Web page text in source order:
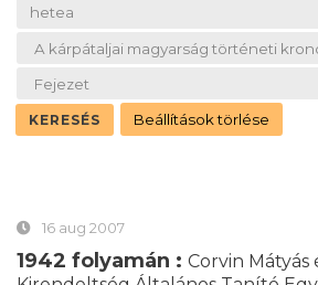
16 aug 2007
1942 folyamán : Corvin